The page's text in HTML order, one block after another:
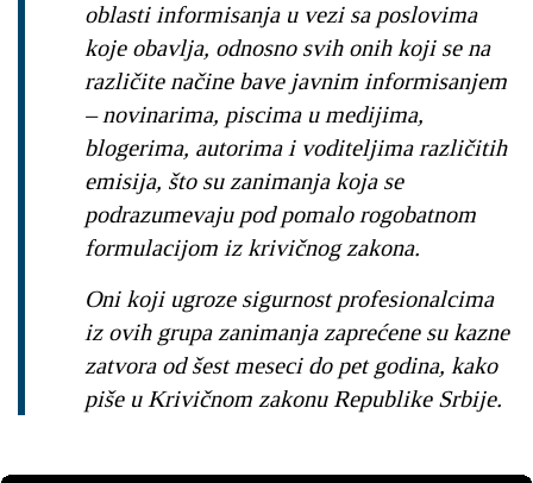
oblasti informisanja u vezi sa poslovima
koje obavlja, odnosno svih onih koji se na
različite načine bave javnim informisanjem
– novinarima, piscima u medijima,
blogerima, autorima i voditeljima različitih
emisija, što su zanimanja koja se
podrazumevaju pod pomalo rogobatnom
formulacijom iz krivičnog zakona.
Oni koji ugroze sigurnost profesionalcima
iz ovih grupa zanimanja zaprećene su kazne
zatvora od šest meseci do pet godina, kako
piše u Krivičnom zakonu Republike Srbije.